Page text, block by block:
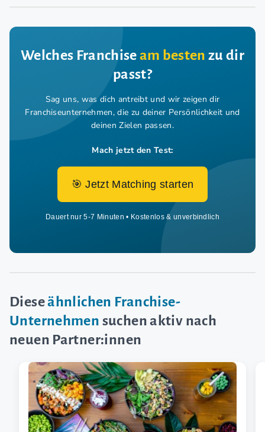
Welches Franchiseam besten zu dir
passt?
Sag uns, was dich antreibt und wir zeigen dir
Franchiseunternehmen, die zu deiner Persönlichkeit und
deinen Zielen passen.
Mach jetzt den Test:
🎯 Jetzt Matching starten
Dauert nur 5-7 Minuten • Kostenlos & unverbindlich
Dieseähnlichen Franchise-
Unternehmen suchen aktiv nach
neuen Partner:innen